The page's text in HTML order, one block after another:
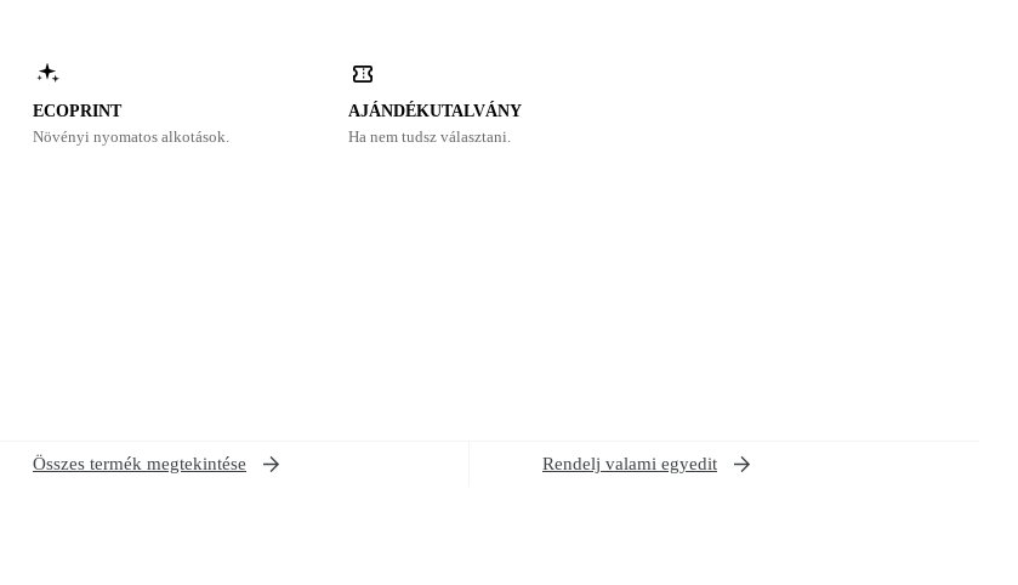
ECOPRINT
Növényi nyomatos alkotások.
AJÁNDÉKUTALVÁNY
Ha nem tudsz választani.
Összes termék megtekintése Rendelj valami egyedit